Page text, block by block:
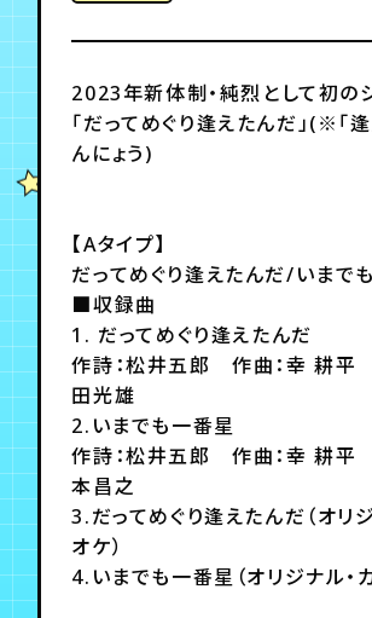
月会員制ファンクラブ
会員登録
2023年新体制・純烈として初の
「だってめぐり逢えたんだ」(※「
んにょう)
【Aタイプ】
だってめぐり逢えたんだ/いまで
■収録曲
1. だってめぐり逢えたんだ
作詩：松井五郎 作曲：幸 耕平
田光雄
2.いまでも一番星
作詩：松井五郎 作曲：幸 耕平
本昌之
3.だってめぐり逢えたんだ（オリ
オケ）
4.いまでも一番星（オリジナル・